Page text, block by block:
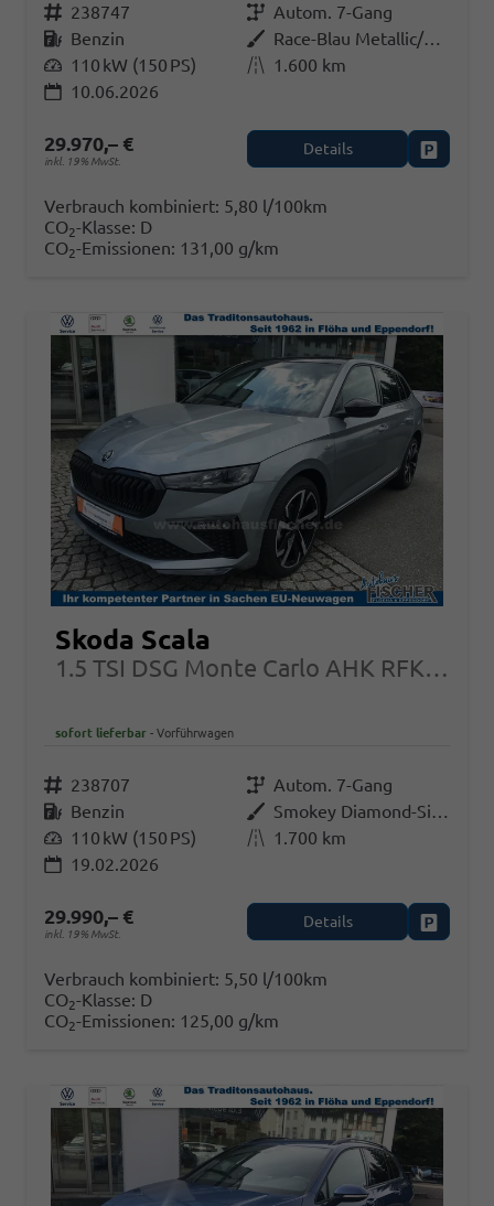
Fahrzeugnr. 238747 GetriebeAutom. 7-Gang
KraftstoffBenzin Außenfarbe
Race-Blau Metallic/Black-Magic Perleffekt
Leistung 110 kW (150 PS) Kilometerstand 1.600 km
10.06.2026
29.970,– €
inkl. 19% MwSt.
Details
Verbrauch kombiniert: 5,80 l/100km
CO2-Klasse: D
CO2-Emissionen: 131,00 g/km
Skoda Scala
1.5 TSI DSG Monte Carlo AHK RFK Garantie
sofort lieferbar Vorführwagen
Fahrzeugnr. 238707 GetriebeAutom. 7-Gang
KraftstoffBenzin Außenfarbe
Smokey Diamond-Silber Metallic
Leistung 110 kW (150 PS) Kilometerstand 1.700 km
19.02.2026
29.990,– €
inkl. 19% MwSt.
Details
Verbrauch kombiniert: 5,50 l/100km
CO2-Klasse: D
CO2-Emissionen: 125,00 g/km